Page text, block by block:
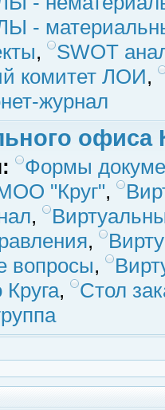
-
,
SWOT
комитет ЛОИ,
журнал
офиса
Формы
"Круг",
,
,
вопросы,
Круга,
Стол